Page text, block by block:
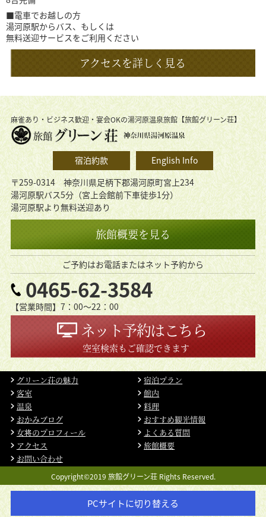
■電車でお越しの方
湯河原駅からバス、もしくは
無料送迎サービスをご利用ください
アクセスを詳しく見る
麻雀あり・ビジネス歓迎・宴会OKの湯河原温泉旅館【旅館グリーン荘】
宿泊約款
English Info
〒259-0314 神奈川県足柄下郡湯河原町宮上234
湯河原駅バス5分（宮上会館前下車徒歩1分）
湯河原駅より無料送迎あり
旅館概要を見る
ご予約はお電話またはネット予約から
0465-62-3584
【営業時間】7：00〜22：00
ネット予約はこちら
空室検索もご確認できます
グリーン荘の魅力
宿泊プラン
客室
館内
温泉
料理
おかみブログ
おすすめ観光情報
女将のプロフィール
よくある質問
アクセス
旅館概要
お問い合わせ
Copyright©2019 旅館グリーン荘 Rights Reserved.
PCサイトに切り替える